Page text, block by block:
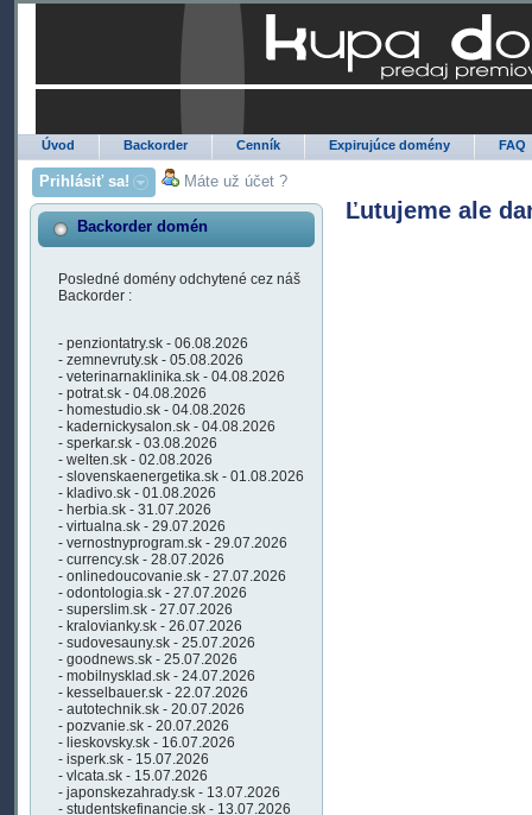
Úvod Backorder Cenník Expirujúce domény FAQ
Prihlásiť sa! Máte už účet ?
Backorder domén
Posledné domény odchytené cez náš
Backorder :
- penziontatry.sk - 06.08.2026
- zemnevruty.sk - 05.08.2026
- veterinarnaklinika.sk - 04.08.2026
- potrat.sk - 04.08.2026
- homestudio.sk - 04.08.2026
- kadernickysalon.sk - 04.08.2026
- sperkar.sk - 03.08.2026
- welten.sk - 02.08.2026
- slovenskaenergetika.sk - 01.08.2026
- kladivo.sk - 01.08.2026
- herbia.sk - 31.07.2026
- virtualna.sk - 29.07.2026
- vernostnyprogram.sk - 29.07.2026
- currency.sk - 28.07.2026
- onlinedoucovanie.sk - 27.07.2026
- odontologia.sk - 27.07.2026
- superslim.sk - 27.07.2026
- kralovianky.sk - 26.07.2026
- sudovesauny.sk - 25.07.2026
- goodnews.sk - 25.07.2026
- mobilnysklad.sk - 24.07.2026
- kesselbauer.sk - 22.07.2026
- autotechnik.sk - 20.07.2026
- pozvanie.sk - 20.07.2026
- lieskovsky.sk - 16.07.2026
- isperk.sk - 15.07.2026
- vlcata.sk - 15.07.2026
- japonskezahrady.sk - 13.07.2026
- studentskefinancie.sk - 13.07.2026
Ľutujeme ale